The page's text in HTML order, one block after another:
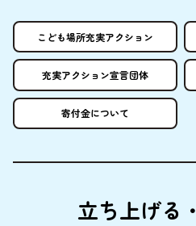
こども場所充実アクション
充実アクション宣言団体
寄付金について
立ち上げる・